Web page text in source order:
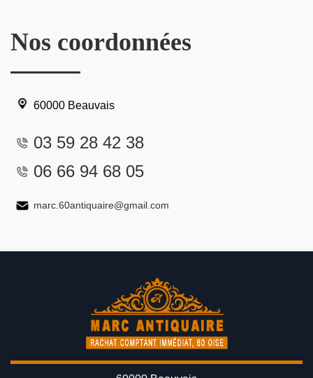
Nos coordonnées
60000 Beauvais
03 59 28 42 38
06 66 94 68 05
marc.60antiquaire@gmail.com